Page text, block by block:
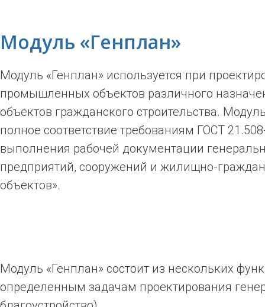
Модуль «Генплан»
Модуль «Генплан» используется при
промышленных объектов различного
объектов гражданского строительства.
полное соответствие требованиям ГОСТ
выполнения рабочей документации
предприятий, сооружений и жилищно-
объектов».
Модуль «Генплан» состоит из нескольких
определенным задачам проектирования